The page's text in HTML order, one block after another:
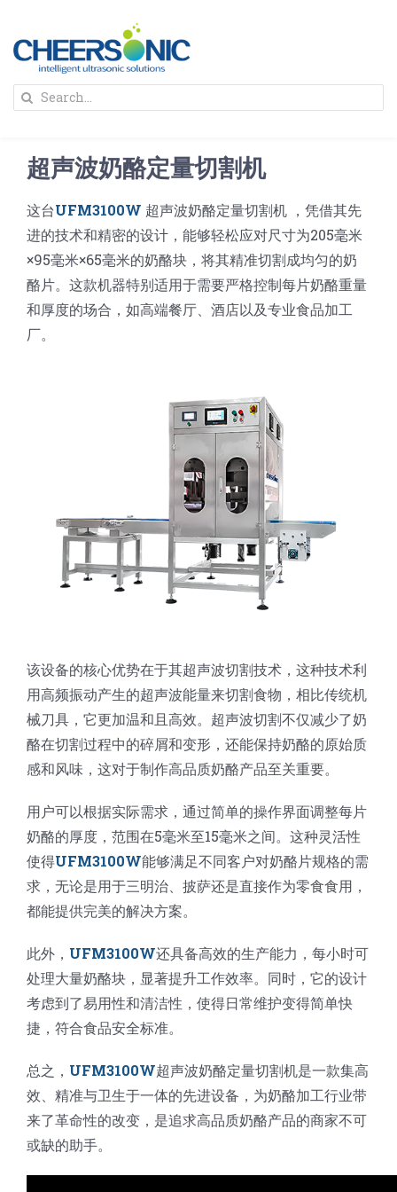
content
解决方案
蛋糕切割机
圆蛋糕切割机
奶酪切片
挤出奶酪切片
寿司切割机
冷冻面团切割
牛轧糖切割
阿胶糕切片
宠物食品
超声波设备
公司新闻
Search
超声波奶酪定量切割机
这台UFM3100W 超声波奶酪定量切割机 ，凭借其先
进的技术和精密的设计，能够轻松应对尺寸为205毫米
×95毫米×65毫米的奶酪块，将其精准切割成均匀的奶
酪片。这款机器特别适用于需要严格控制每片奶酪重量
和厚度的场合，如高端餐厅、酒店以及专业食品加工
厂。
该设备的核心优势在于其超声波切割技术，这种技术利
用高频振动产生的超声波能量来切割食物，相比传统机
械刀具，它更加温和且高效。超声波切割不仅减少了奶
酪在切割过程中的碎屑和变形，还能保持奶酪的原始质
感和风味，这对于制作高品质奶酪产品至关重要。
用户可以根据实际需求，通过简单的操作界面调整每片
奶酪的厚度，范围在5毫米至15毫米之间。这种灵活性
使得UFM3100W能够满足不同客户对奶酪片规格的需
求，无论是用于三明治、披萨还是直接作为零食食用，
都能提供完美的解决方案。
此外， UFM3100W还具备高效的生产能力，每小时可
处理大量奶酪块，显著提升工作效率。同时，它的设计
考虑到了易用性和清洁性，使得日常维护变得简单快
捷，符合食品安全标准。
总之， UFM3100W超声波奶酪定量切割机是一款集高
效、精准与卫生于一体的先进设备，为奶酪加工行业带
来了革命性的改变，是追求高品质奶酪产品的商家不可
或缺的助手。